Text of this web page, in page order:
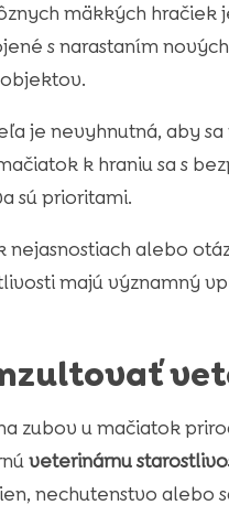
mäkkých
s narastaním
je nevyhnutná, aby
k hraniu sa s
sú prioritami.
nejasnostiach alebo
majú významný
zubov u mačiatok
veterinárnu
nechutenstvo alebo